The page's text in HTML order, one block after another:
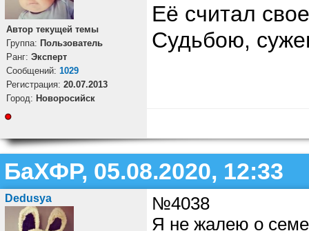
Автор текущей темы
Группа: Пользователь
Ранг: Эксперт
Cообщений: 1029
Регистрация: 20.07.2013
Город: Новоросийск
Её считал
Судьбою,
БаХФР, 05.08.2020, 12:33
Dedusya
№4038
Я не жалею о